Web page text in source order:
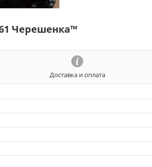
Черешенка™
Доставка и оплата